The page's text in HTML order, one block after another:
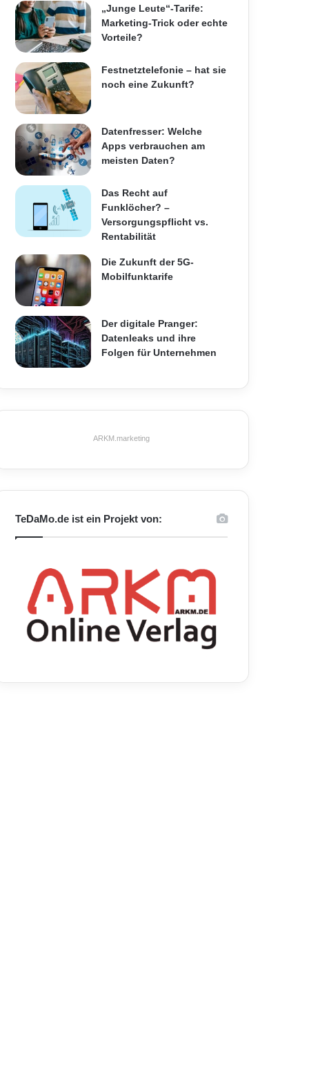
„Junge Leute“-Tarife:
Marketing-Trick oder echte
Vorteile?
Festnetztelefonie – hat sie
noch eine Zukunft?
Datenfresser: Welche
Apps verbrauchen am
meisten Daten?
Das Recht auf
Funklöcher? –
Versorgungspflicht vs.
Rentabilität
Die Zukunft der 5G-
Mobilfunktarife
Der digitale Pranger:
Datenleaks und ihre
Folgen für Unternehmen
ARKM.marketing
TeDaMo.de ist ein Projekt von: